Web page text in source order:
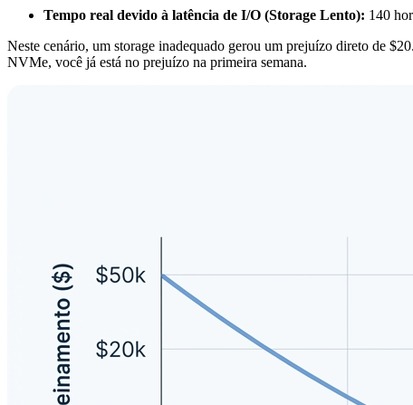
Tempo real devido à latência de I/O (Storage Lento): 140
Neste cenário, um storage inadequado gerou um prejuízo direto de
NVMe, você já está no prejuízo na primeira semana.